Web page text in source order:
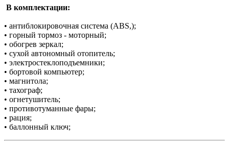
В комплектации:
• антиблокировочная система (ABS,);
• горный тормоз - моторный;
• обогрев зеркал;
• сухой автономный отопитель;
• электростеклоподъемники;
• бортовой компьютер;
• магнитола;
• тахограф;
• огнетушитель;
• противотуманные фары;
• рация;
• баллонный ключ;